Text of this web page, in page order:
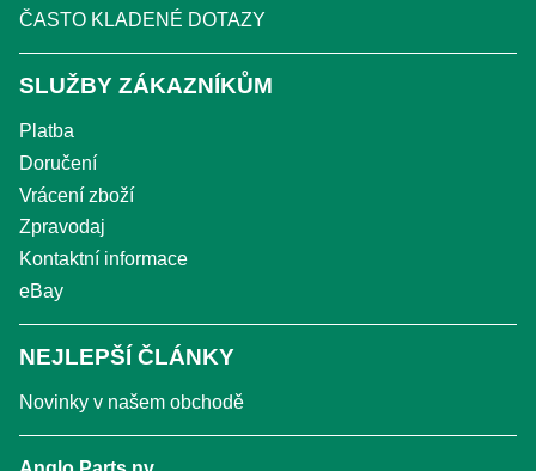
ČASTO KLADENÉ DOTAZY
SLUŽBY ZÁKAZNÍKŮM
Platba
Doručení
Vrácení zboží
Zpravodaj
Kontaktní informace
eBay
NEJLEPŠÍ ČLÁNKY
Novinky v našem obchodě